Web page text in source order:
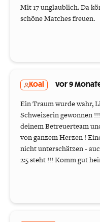
Mit 17 unglaublich. Da
schöne Matches freuen.
Koal vor 9
Ein Traum wurde wahr,
Schweizerin gewonnen
deinem Betreuerteam
von ganzem Herzen !
nicht unterschätzen -
2:5 steht !!! Komm gut